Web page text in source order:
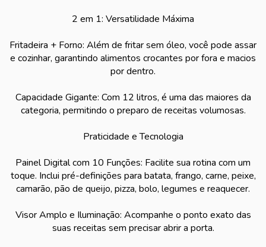
2 em 1: Versatilidade Máxima
Fritadeira + Forno: Além de fritar sem óleo, você pode assar
e cozinhar, garantindo alimentos crocantes por fora e macios
por dentro.
Capacidade Gigante: Com 12 litros, é uma das maiores da
categoria, permitindo o preparo de receitas volumosas.
Praticidade e Tecnologia
Painel Digital com 10 Funções: Facilite sua rotina com um
toque. Inclui pré-definições para batata, frango, carne, peixe,
camarão, pão de queijo, pizza, bolo, legumes e reaquecer.
Visor Amplo e Iluminação: Acompanhe o ponto exato das
suas receitas sem precisar abrir a porta.